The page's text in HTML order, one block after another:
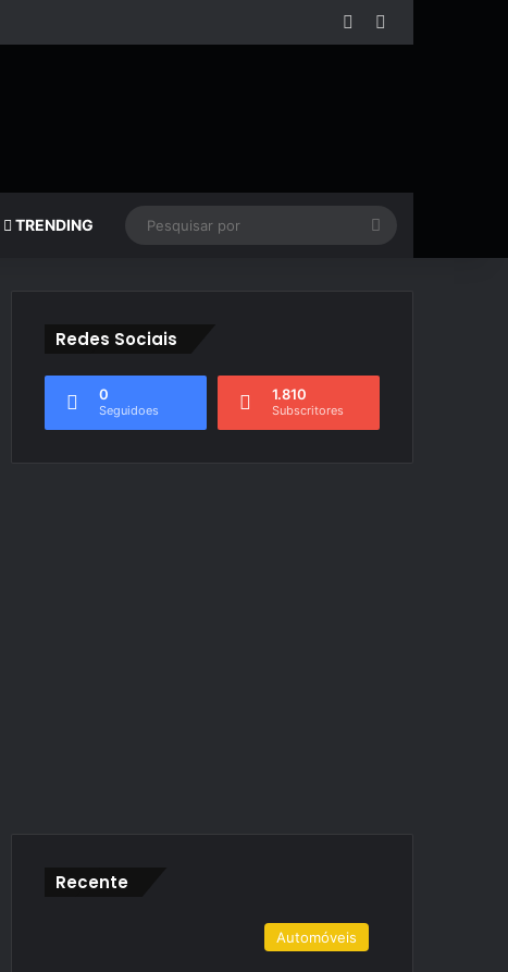
Facebook
TRENDING
Pesquisar
Redes Sociais
0
Seguidoes
1.810
Subscritores
Recente
Automóveis